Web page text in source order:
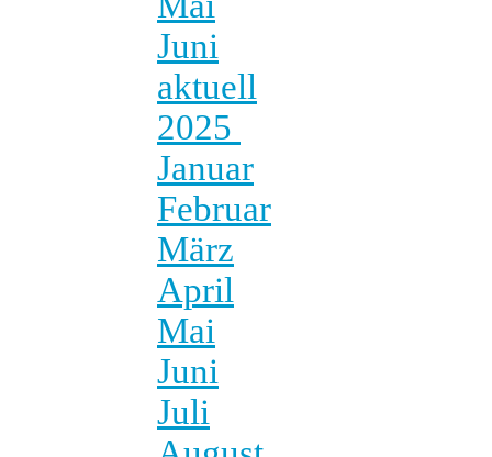
Juni
aktuell
2025
Januar
Februar
März
April
Mai
Juni
Juli